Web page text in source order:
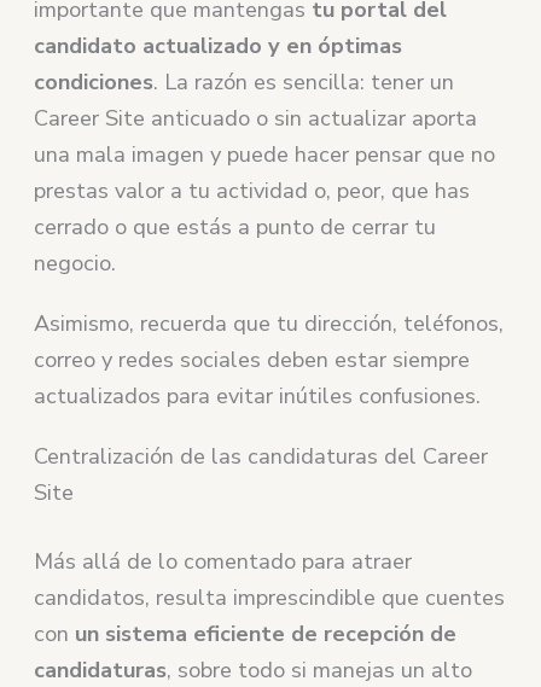
importante que mantengas tu portal del
candidato actualizado y en óptimas
condiciones. La razón es sencilla: tener un
Career Site anticuado o sin actualizar aporta
una mala imagen y puede hacer pensar que no
prestas valor a tu actividad o, peor, que has
cerrado o que estás a punto de cerrar tu
negocio.
Asimismo, recuerda que tu dirección, teléfonos,
correo y redes sociales deben estar siempre
actualizados para evitar inútiles confusiones.
Centralización de las candidaturas del Career
Site
Más allá de lo comentado para atraer
candidatos, resulta imprescindible que cuentes
con un sistema eficiente de recepción de
candidaturas, sobre todo si manejas un alto